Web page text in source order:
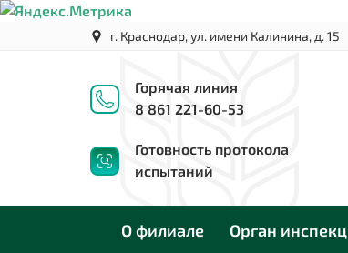
г. Краснодар, ул. имени Калинина, д. 15
Горячая линия
8 861 221-60-53
Готовность протокола
испытаний
О филиале Орган